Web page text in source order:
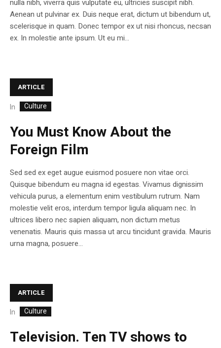
nulla nibh, viverra quis vulputate eu, ultricies suscipit nibh.
Aenean ut pulvinar ex. Duis neque erat, dictum ut bibendum ut,
scelerisque in quam. Donec tempor ex ut nisi rhoncus, necsan
ex. In molestie ante ipsum. Ut eu mi...
ARTICLE
In Culture
You Must Know About the
Foreign Film
Sed sed ex eget augue euismod posuere non vitae orci.
Quisque bibendum eu magna id egestas. Vivamus dignissim
vehicula purus, a elementum enim vestibulum rutrum. Nam
molestie velit eros, interdum tempor ligula aliquam nec. In
ultrices libero nec sapien aliquam, non dictum metus
venenatis. Mauris quis massa ut arcu tincidunt gravida. Mauris
urna magna, posuere...
ARTICLE
In Culture
Television. Ten TV shows to